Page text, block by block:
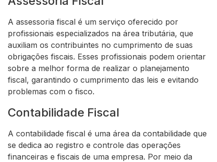
A assessoria fiscal é um serviço oferecido por
profissionais especializados na área tributária, que
auxiliam os contribuintes no cumprimento de suas
obrigações fiscais. Esses profissionais podem orientar
sobre a melhor forma de realizar o planejamento
fiscal, garantindo o cumprimento das leis e evitando
problemas com o fisco.
Contabilidade Fiscal
A contabilidade fiscal é uma área da contabilidade que
se dedica ao registro e controle das operações
financeiras e fiscais de uma empresa. Por meio da